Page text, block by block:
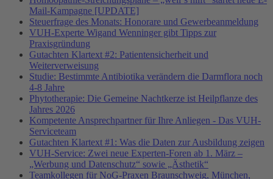
Mail-Kampagne [UPDATE]
Steuerfrage des Monats: Honorare und Gewerbeanmeldung
VUH-Experte Wigand Wenninger gibt Tipps zur
Praxisgründung
Gutachten Klartext #2: Patientensicherheit und
Weiterverweisung
Studie: Bestimmte Antibiotika verändern die Darmflora noch
4-8 Jahre
Phytotherapie: Die Gemeine Nachtkerze ist Heilpflanze des
Jahres 2026
Kompetente Ansprechpartner für Ihre Anliegen - Das VUH-
Serviceteam
Gutachten Klartext #1: Was die Daten zur Ausbildung zeigen
VUH-Service: Zwei neue Experten-Foren ab 1. März –
„Werbung und Datenschutz“ sowie „Ästhetik“
Teamkollegen für NoG-Praxen Braunschweig, München,